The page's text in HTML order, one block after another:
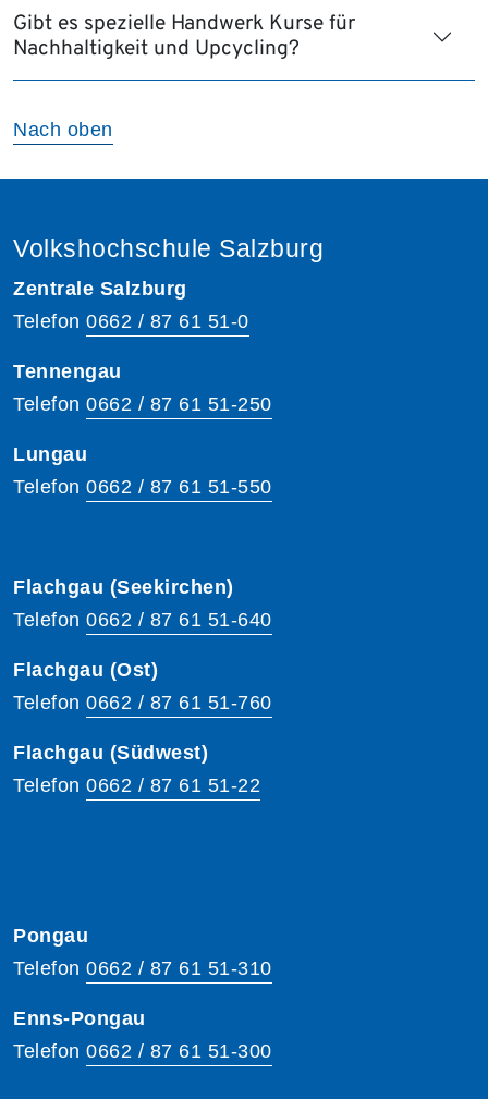
Gibt es spezielle Handwerk Kurse für
Nachhaltigkeit und Upcycling?
Nach oben
Volkshochschule Salzburg
Zentrale Salzburg
Telefon 0662 / 87 61 51-0
Tennengau
Telefon 0662 / 87 61 51-250
Lungau
Telefon 0662 / 87 61 51-550
Flachgau (Seekirchen)
Telefon 0662 / 87 61 51-640
Flachgau (Ost)
Telefon 0662 / 87 61 51-760
Flachgau (Südwest)
Telefon 0662 / 87 61 51-22
Pongau
Telefon 0662 / 87 61 51-310
Enns-Pongau
Telefon 0662 / 87 61 51-300